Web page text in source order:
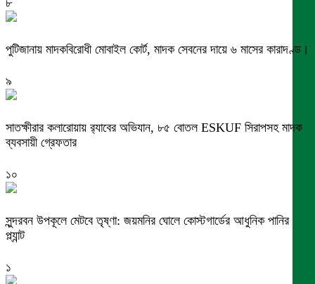
৮
পুটিজানায় মাদকবিরোধী মোবাইল কোর্ট, মাদক সেবনের দায়ে ৬ মাসের কারাদণ্ড।
৯
সাতক্ষীরার কলারোয়ায় র‍্যাবের অভিযান, ৮৫ বোতল ESKUF সিরাপসহ মাদক
ব্যবসায়ী গ্রেফতার
১০
সুন্দরবন উপকূলে মেটবে তৃষ্ণা: জয়মনির ঘোলে কোস্টগার্ডের আধুনিক পানির
প্ল্যান্ট
১